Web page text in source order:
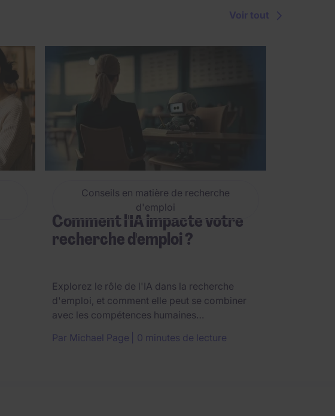
Conseils en matière de recherche
d'emploi
Comment l'IA impacte votre
recherche d'emploi ?
Explorez le rôle de l'IA dans la recherche
d'emploi, et comment elle peut se combiner
avec les compétences humaines…
Par Michael Page 0 minutes de lecture
Voir tout